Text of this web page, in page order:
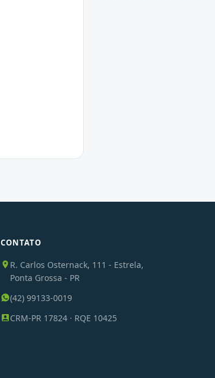
CONTATO
R. Carlos Osternack, 111 - Estrela,
Ponta Grossa - PR
(42) 99133-0019
CRM-PR 17824 · RQE 10425